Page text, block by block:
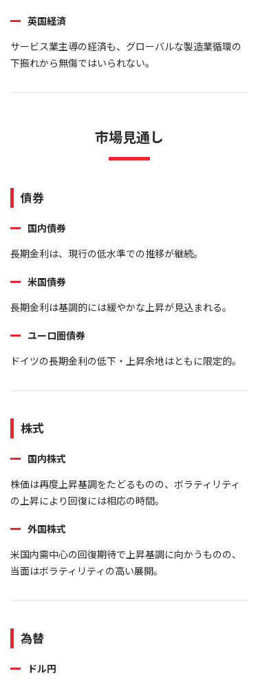
英国経済
サービス業主導の経済も、グローバルな製造業循環の
下振れから無傷ではいられない。
市場見通し
債券
国内債券
長期金利は、現行の低水準での推移が継続。
米国債券
長期金利は基調的には緩やかな上昇が見込まれる。
ユーロ圏債券
ドイツの長期金利の低下・上昇余地はともに限定的。
株式
国内株式
株価は再度上昇基調をたどるものの、ボラティリティ
の上昇により回復には相応の時間。
外国株式
米国内需中心の回復期待で上昇基調に向かうものの、
当面はボラティリティの高い展開。
為替
ドル円